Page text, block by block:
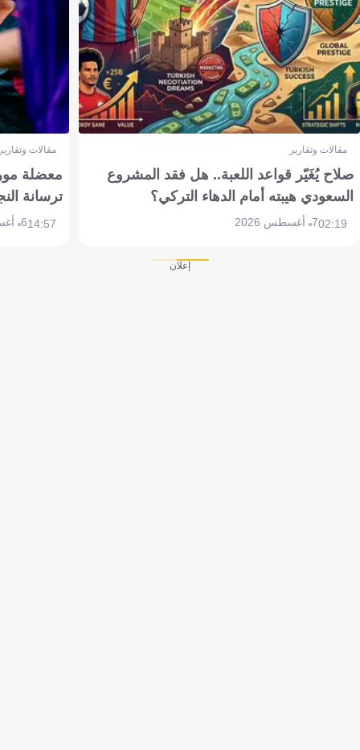
مقالات وتقارير
صلاح يُغَيّر قواعد اللعبة.. هل فقد المشروع
السعودي هيبته أمام الدهاء التركي؟
02:197 أغسطس 2026
مقالات
معضلة
ترسانة
14:576 أغسطس 2026
إعلان